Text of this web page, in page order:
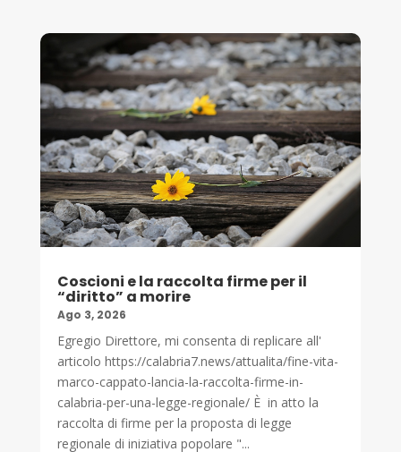
Coscioni e la raccolta firme per il
“diritto” a morire
Ago 3, 2026
Egregio Direttore, mi consenta di replicare all'
articolo https://calabria7.news/attualita/fine-vita-
marco-cappato-lancia-la-raccolta-firme-in-
calabria-per-una-legge-regionale/ È in atto la
raccolta di firme per la proposta di legge
regionale di iniziativa popolare "...